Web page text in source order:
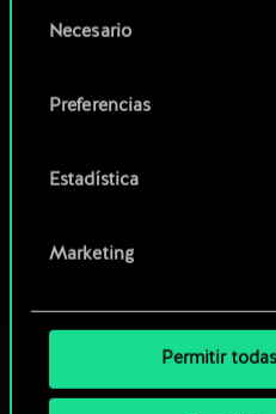
Encontrarás todos los
preferencias al respecto
deNecesario
Preferencias
Estadística
Marketing
Permitir